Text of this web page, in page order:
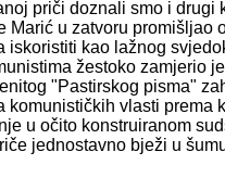
priči doznali smo i drugi
u zatvoru promišljao
kao lažnog
žestoko zamjerio
"Pastirskog pisma"
vlasti prema
u očito konstruiranom
jednostavno bježi u